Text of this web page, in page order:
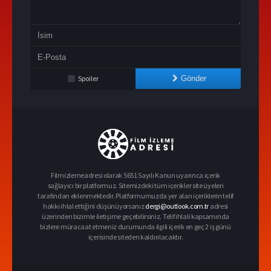
Spoiler Gönder
Filmizlemeadresi olarak 5651 Sayılı Kanun uyarınca içerik
sağlayıcı bir platformuz. Sitemizdeki tüm içerikler site üyeleri
tarafından eklenmektedir. Platformumuzda yer alan içeriklerin telif
hakkı ihlal ettiğini düşünüyorsanızdergi@outlook.com.tr adresi
üzerinden bizimle iletişime geçebilirsiniz. Telif ihlali kapsamında
bizlere müracaat etmeniz durumunda ilgili içerik en geç 2 iş günü
içerisinde siteden kaldırılacaktır.